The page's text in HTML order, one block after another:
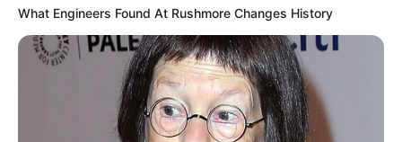
What Engineers Found At Rushmore Changes History